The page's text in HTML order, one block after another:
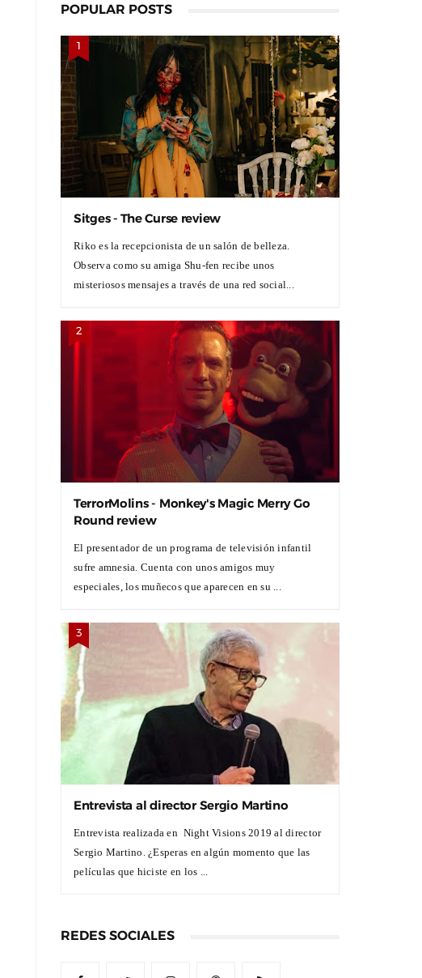
POPULAR POSTS
Sitges - The Curse review
Riko es la recepcionista de un salón de belleza.
Observa como su amiga Shu-fen recibe unos
misteriosos mensajes a través de una red social...
TerrorMolins - Monkey's Magic Merry Go
Round review
El presentador de un programa de televisión infantil
sufre amnesia. Cuenta con unos amigos muy
especiales, los muñecos que aparecen en su ...
Entrevista al director Sergio Martino
Entrevista realizada en Night Visions 2019 al director
Sergio Martino. ¿Esperas en algún momento que las
películas que hiciste en los ...
REDES SOCIALES